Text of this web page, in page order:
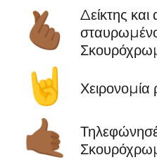
🫰🏾
Δείκτης και
🤘 Χειρονομία
🤙🏾